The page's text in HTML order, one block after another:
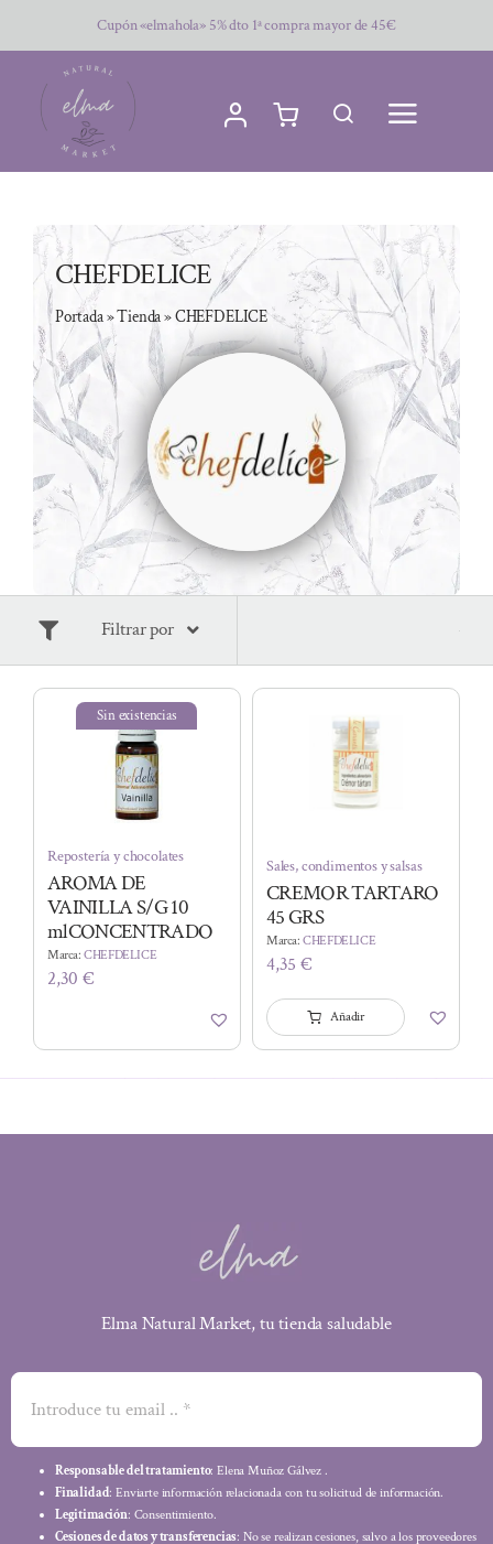
al
contenido
Cupón «elmahola» 5% dto 1ª compra mayor de 45€
CHEFDELICE
Portada»Tienda»CHEFDELICE
Filtrar por
Sin existencias
Repostería y chocolates
AROMA DE
VAINILLA S/G 10
mlCONCENTRADO
Marca:CHEFDELICE
2,30€
Sales, condimentos y salsas
CREMOR TARTARO
45 GRS
Marca:CHEFDELICE
4,35€
Añadir
Elma Natural Market, tu tienda saludable
Responsable del tratamiento: Elena Muñoz Gálvez .
Finalidad: Enviarte información relacionada con tu solicitud de información.
Legitimación: Consentimiento.
Cesiones de datos y transferencias: No se realizan cesiones, salvo a los proveedores